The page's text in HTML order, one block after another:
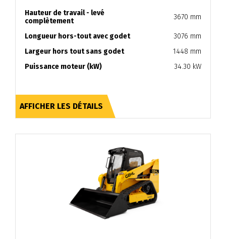
Hauteur de travail - levé
complètement
3670 mm
Longueur hors-tout avec godet
3076 mm
Largeur hors tout sans godet
1448 mm
Puissance moteur (kW)
34.30 kW
AFFICHER LES DÉTAILS